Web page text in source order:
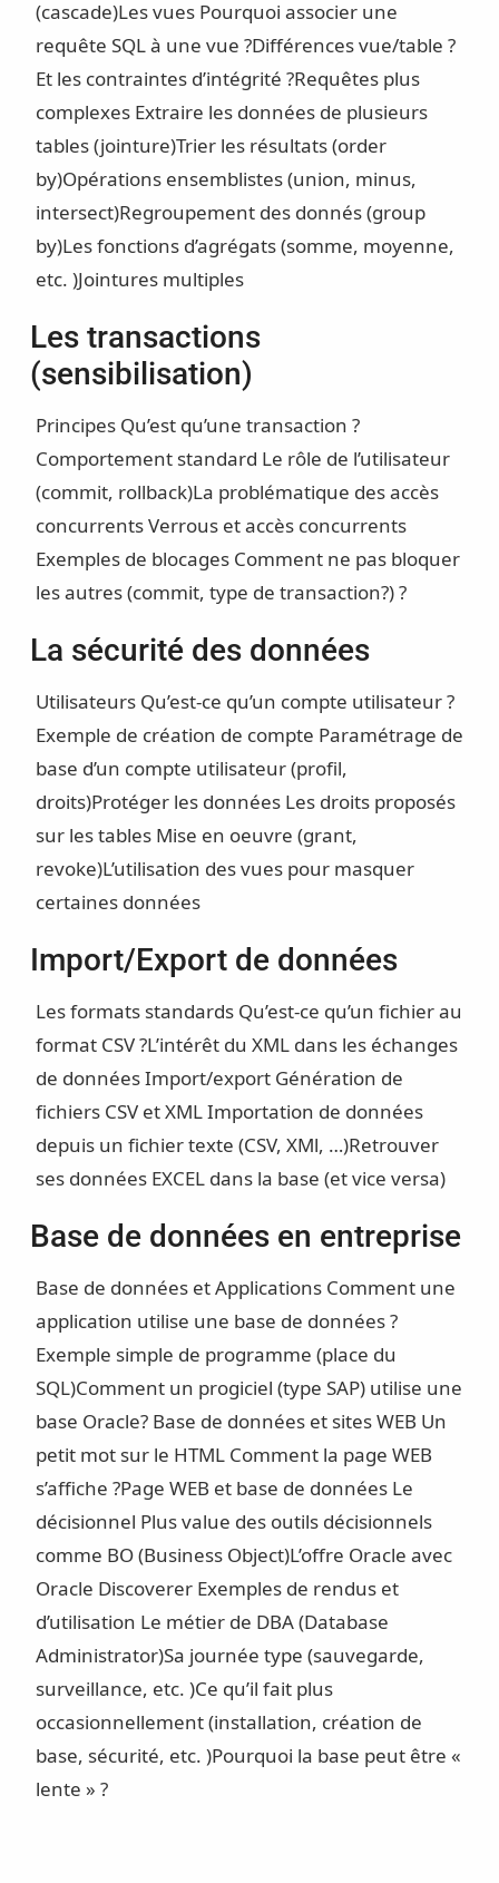
(cascade)Les vues Pourquoi associer une
requête SQL à une vue ?Différences vue/table ?
Et les contraintes d’intégrité ?Requêtes plus
complexes Extraire les données de plusieurs
tables (jointure)Trier les résultats (order
by)Opérations ensemblistes (union, minus,
intersect)Regroupement des donnés (group
by)Les fonctions d’agrégats (somme, moyenne,
etc. )Jointures multiples
Les transactions
(sensibilisation)
Principes Qu’est qu’une transaction ?
Comportement standard Le rôle de l’utilisateur
(commit, rollback)La problématique des accès
concurrentsVerrous et accès concurrents
Exemples de blocages Comment ne pas bloquer
les autres (commit, type de transaction?) ?
La sécurité des données
Utilisateurs Qu’est-ce qu’un compte utilisateur ?
Exemple de création de compte Paramétrage de
base d’un compte utilisateur (profil,
droits)Protéger les données Les droits proposés
sur les tables Mise en oeuvre (grant,
revoke)L’utilisation des vues pour masquer
certaines données
Import/Export de données
Les formats standards Qu’est-ce qu’un fichier au
format CSV ?L’intérêt du XML dans les échanges
de donnéesImport/export Génération de
fichiers CSV et XMLImportation de données
depuis un fichier texte (CSV, XMl, …)Retrouver
ses données EXCEL dans la base (et vice versa)
Base de données en entreprise
Base de données et Applications Comment une
application utilise une base de données ?
Exemple simple de programme (place du
SQL)Comment un progiciel (type SAP) utilise une
base Oracle? Base de données et sites WEB Un
petit mot sur le HTML Comment la page WEB
s’affiche ?Page WEB et base de données Le
décisionnel Plus value des outils décisionnels
comme BO (Business Object)L’offre Oracle avec
Oracle Discoverer Exemples de rendus et
d’utilisation Le métier de DBA (Database
Administrator)Sa journée type (sauvegarde,
surveillance, etc. )Ce qu’il fait plus
occasionnellement (installation, création de
base, sécurité, etc. )Pourquoi la base peut être «
lente » ?